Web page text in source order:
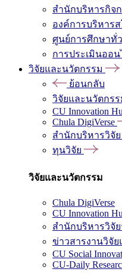
สำนักบริหารกิจ
องค์การบริหาร
ศูนย์การศึกษาทั่
การประเมินออ
วิจัยและนวัตกรรม
ย้อนกลับ
วิจัยและนวัตกรร
CU Innovation
Chula DigiVerse
สำนักบริหารวิจัย
ทุนวิจัย
วิจัยและนวัตกรรม
Chula DigiVerse
CU Innovation
สำนักบริหารวิจั
ข่าวสารงานวิจั
CU Social
CU-Daily